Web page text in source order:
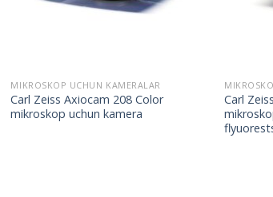
MIKROSKOP UCHUN KAMERALAR
Carl Zeiss Axiocam 208 Color
mikroskop uchun kamera
Carl